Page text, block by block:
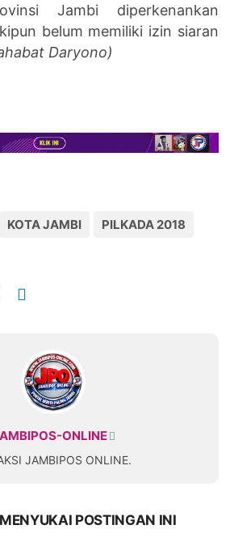
Jambi diperkenankan
belum memiliki izin siaran
Daryono)
KOTA JAMBI
PILKADA 2018
ONLINE
JAMBIPOS ONLINE.
POSTINGAN INI